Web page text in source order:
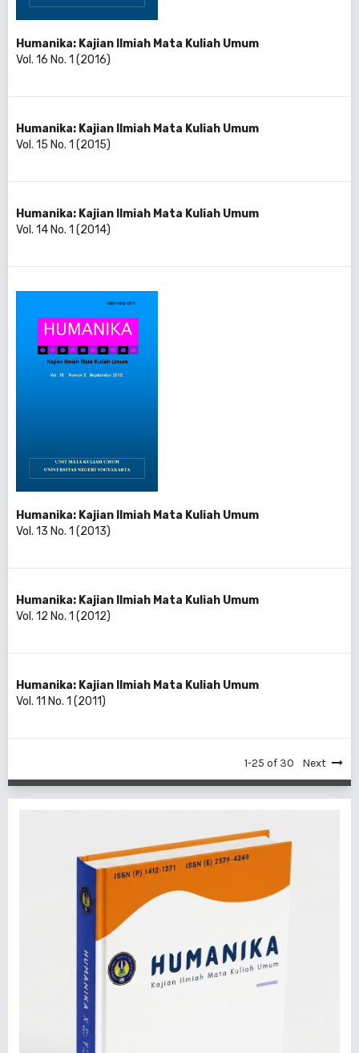
Humanika: Kajian Ilmiah Mata Kuliah Umum
Vol. 16 No. 1 (2016)
Humanika: Kajian Ilmiah Mata Kuliah Umum
Vol. 15 No. 1 (2015)
Humanika: Kajian Ilmiah Mata Kuliah Umum
Vol. 14 No. 1 (2014)
Humanika: Kajian Ilmiah Mata Kuliah Umum
Vol. 13 No. 1 (2013)
Humanika: Kajian Ilmiah Mata Kuliah Umum
Vol. 12 No. 1 (2012)
Humanika: Kajian Ilmiah Mata Kuliah Umum
Vol. 11 No. 1 (2011)
1-25 of 30 Next